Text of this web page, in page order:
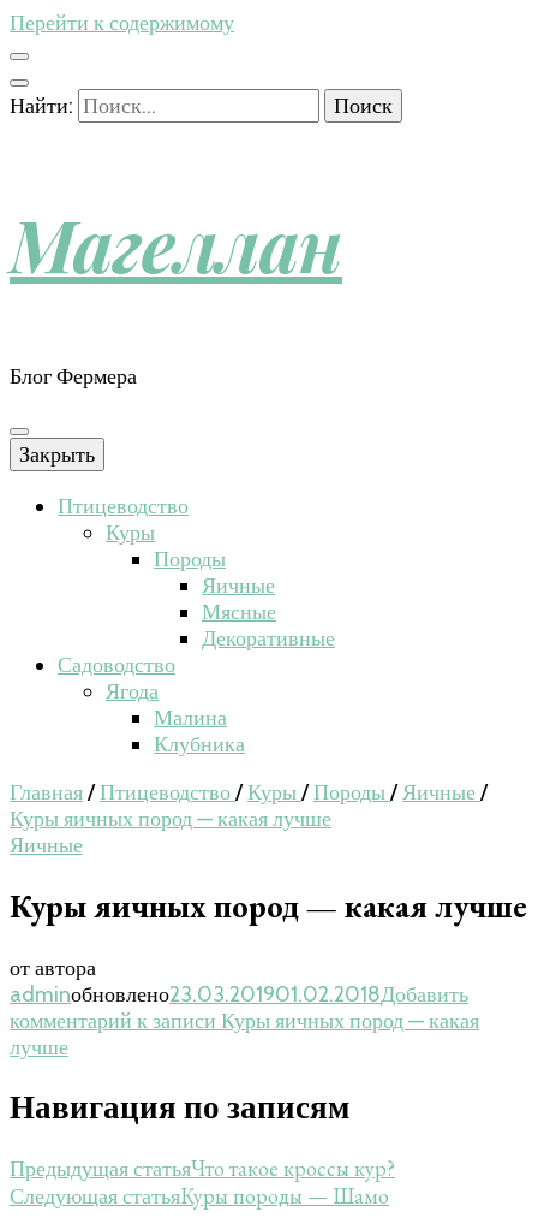
Перейти к содержимому
Найти:
Магеллан
Блог Фермера
Закрыть
Птицеводство
Куры
Породы
Яичные
Мясные
Декоративные
Садоводство
Ягода
Малина
Клубника
Главная/Птицеводство/Куры/Породы/Яичные/
Куры яичных пород — какая лучше
Яичные
Куры яичных пород — какая лучше
от автора
adminобновлено23.03.201901.02.2018Добавить
комментарий к записи Куры яичных пород — какая
лучше
Навигация по записям
Предыдущая статьяЧто такое кроссы кур?
Следующая статьяКуры породы — Шамо